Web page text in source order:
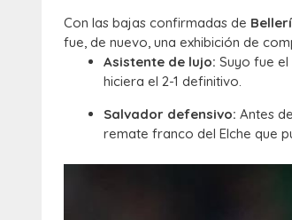
Con las bajas confirmadas de
fue, de nuevo, una exhibición de
Asistente de lujo: Suyo fue
hiciera el 2-1 definitivo.
Salvador defensivo: Antes
remate franco del Elche que